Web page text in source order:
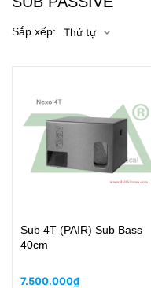
Sắp xếp: Thứ tự
Sub 4T (PAIR) Sub Bass
40cm
7.500.000₫